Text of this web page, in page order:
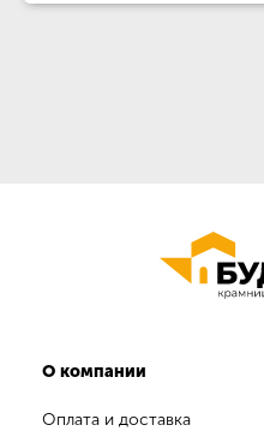
О компании
Оплата и доставка